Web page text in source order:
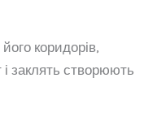
коридорів,
і заклять створюють